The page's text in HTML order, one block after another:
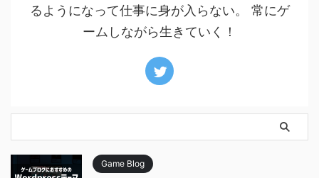
るようになって仕事に身が入らない。 常にゲ
ームしながら生きていく！
Game Blog